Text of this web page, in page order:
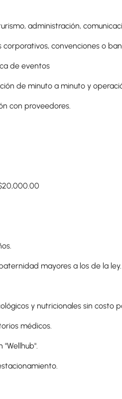
administración,
convenciones o
de eventos
de minuto a minuto y
con proveedores.
mayores a los de la ley.
y nutricionales sin costo
médicos.